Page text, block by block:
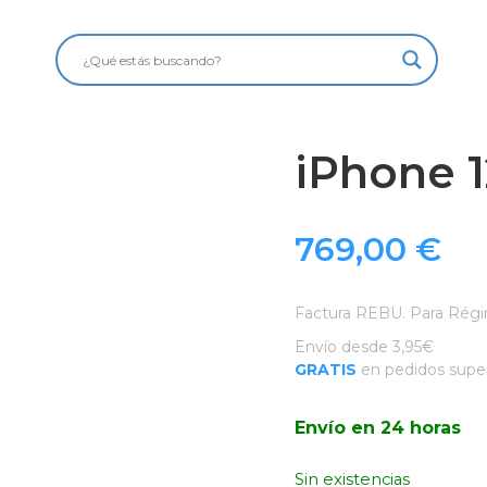
iPhone
769,00 €
Factura REBU. Para
Envío desde 3,95€
GRATIS en pedidos
Envío en 24 horas
Sin existencias